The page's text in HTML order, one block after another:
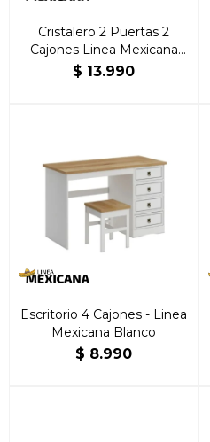
Cristalero 2 Puertas 2
Cajones Linea Mexicana
Nogal
$ 13.990
Escritorio 4 Cajones - Linea
Mexicana Blanco
$ 8.990